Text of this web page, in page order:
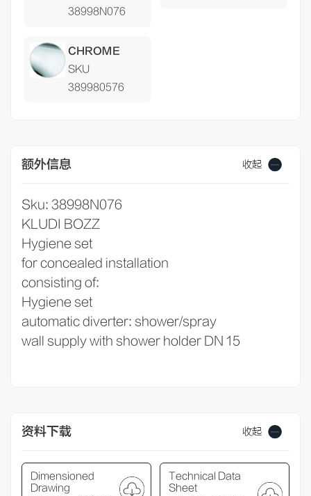
38998N076
CHROME
SKU
389980576
额外信息 收起
Sku: 38998N076
KLUDI BOZZ
Hygiene set
for concealed installation
consisting of:
Hygiene set
automatic diverter: shower/spray
wall supply with shower holder DN 15
资料下载 收起
Dimensioned
Drawing
Technical Data
Sheet